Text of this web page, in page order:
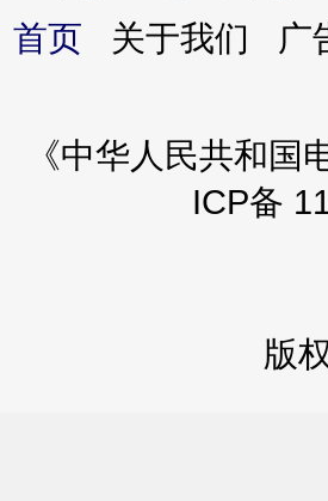
首页 关于我们
《中华人民共和
ICP备
版